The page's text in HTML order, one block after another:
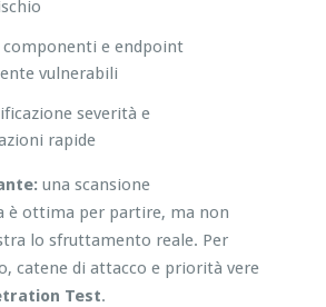
e endpoint
vulnerabili
severità e
rapide
una scansione
è ottima per partire, ma non
lo sfruttamento reale. Per
catene di attacco e priorità vere
Test.